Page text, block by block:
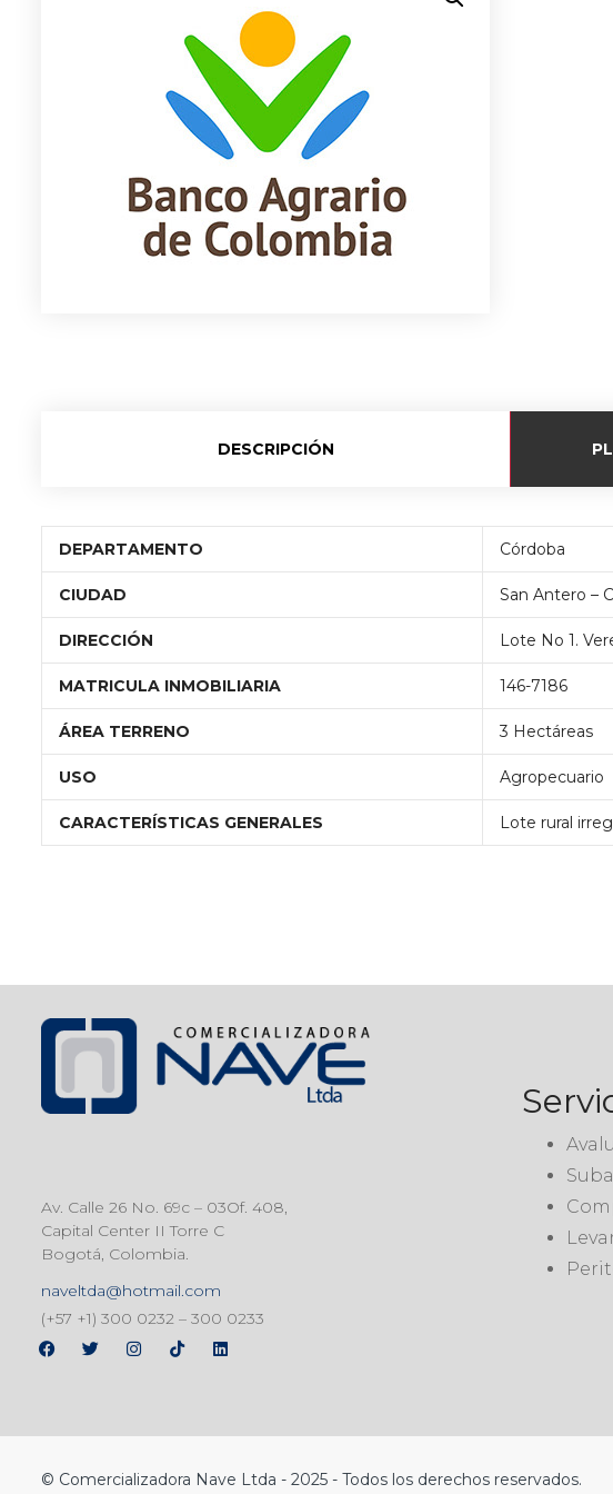
DESCRIPCIÓN
DEPARTAMENTO Córdoba
CIUDAD San Antero –
DIRECCIÓN Lote No 1.
MATRICULA INMOBILIARIA 146-7186
ÁREA TERRENO 3 Hectáreas
USO Agropecuario
CARACTERÍSTICAS GENERALES Lote rural
Av. Calle 26 No. 69c – 03Of. 408,
Capital Center II Torre C
Bogotá, Colombia.
naveltda@hotmail.com
(+57 +1) 300 0232 – 300 0233
© Comercializadora Nave Ltda - 2025 - Todos los derechos reservados.